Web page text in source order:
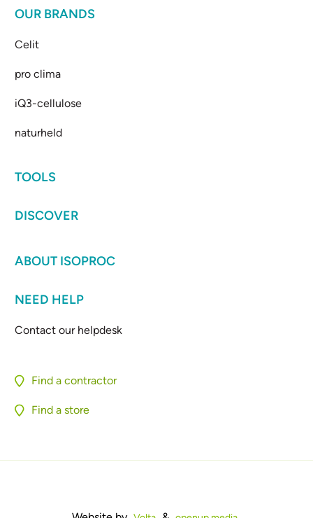
OUR BRANDS
Celit
pro clima
iQ3-cellulose
naturheld
TOOLS
DISCOVER
ABOUT ISOPROC
NEED HELP
Contact our helpdesk
Find a contractor
Find a store